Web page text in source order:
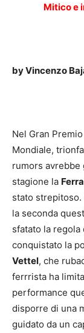
Mitico e
by Vincenzo
Nel Gran
Mondiale, trionfa
rumors avrebbe
stagione la
stato
la seconda
sfatato la
conquistato la
Vettel, che
ferrrista ha
performance
disporre di una
guidato da un